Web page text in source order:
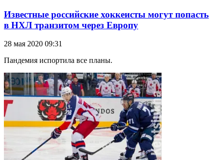
Известные российские хоккеисты могут попасть
в НХЛ транзитом через Европу
28 мая 2020 09:31
Пандемия испортила все планы.